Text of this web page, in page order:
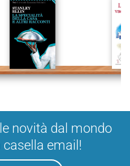
novità dal mondo
casella email!